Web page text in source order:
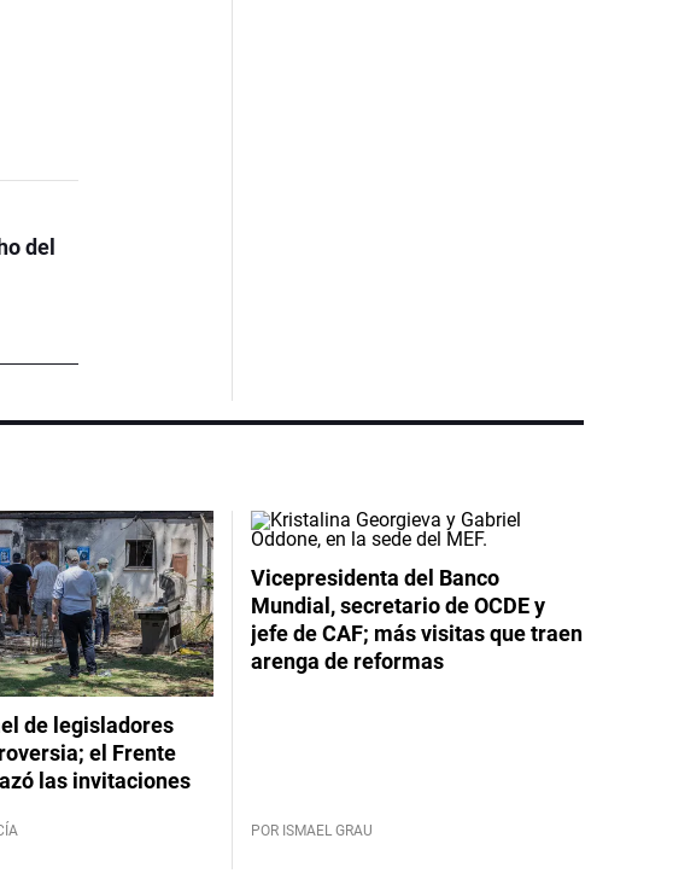
del
de legisladores
el Frente
las invitaciones
Vicepresidenta del Banco
Mundial, secretario de OCDE y
jefe de CAF; más visitas que traen
arenga de reformas
POR ISMAEL GRAU